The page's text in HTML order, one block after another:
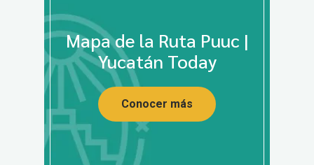
Mapa de la Ruta Puuc |
Yucatán Today
Conocer más